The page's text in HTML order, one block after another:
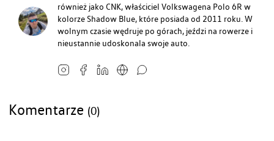
również jako CNK, właściciel Volkswagena Polo 6R w
kolorze Shadow Blue, które posiada od 2011 roku. W
wolnym czasie wędruje po górach, jeździ na rowerze i
nieustannie udoskonala swoje auto.
Komentarze (0)